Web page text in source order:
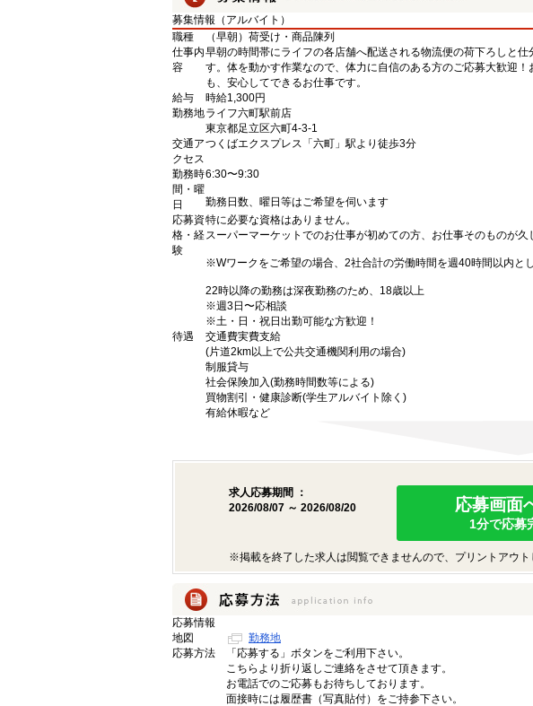
募集情報（アルバイト）
職種
（早朝）荷受け・商品陳列
仕事内
容
早朝の時間帯にライフの各店舗へ配送される物流便の荷下ろしと
す。体を動かす作業なので、体力に自信のある方のご応募大歓迎
も、安心してできるお仕事です。
給与
時給1,300円
勤務地ライフ六町駅前店
東京都足立区六町4-3-1
交通ア
クセス
つくばエクスプレス「六町」駅より徒歩3分
勤務時
間・曜
日
6:30〜9:30
勤務日数、曜日等はご希望を伺います
応募資
格・経
験
特に必要な資格はありません。
スーパーマーケットでのお仕事が初めての方、お仕事そのものが
※Wワークをご希望の場合、2社合計の労働時間を週40時間以内と
22時以降の勤務は深夜勤務のため、18歳以上
※週3日〜応相談
※土・日・祝日出勤可能な方歓迎！
待遇
交通費実費支給
(片道2km以上で公共交通機関利用の場合)
制服貸与
社会保険加入(勤務時間数等による)
買物割引・健康診断(学生アルバイト除く)
有給休暇など
求人応募期間 ：
2026/08/07 ～ 2026/08/20
応募画面
1分で応募
※掲載を終了した求人は閲覧できませんので、プリントアウト
応募情報
地図
勤務地
応募方法
「応募する」ボタンをご利用下さい。
こちらより折り返しご連絡をさせて頂きます。
お電話でのご応募もお待ちしております。
面接時には履歴書（写真貼付）をご持参下さい。